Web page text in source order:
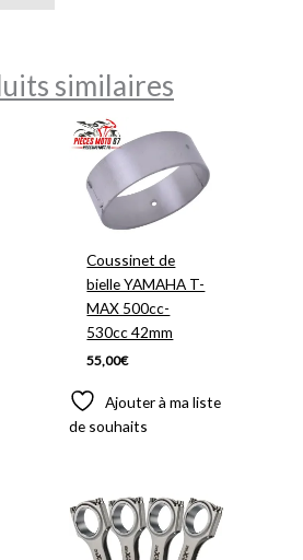
similaires
Coussinet de
bielle YAMAHA T-
MAX 500cc-
530cc 42mm
55,00€
Ajouter à ma liste
de souhaits